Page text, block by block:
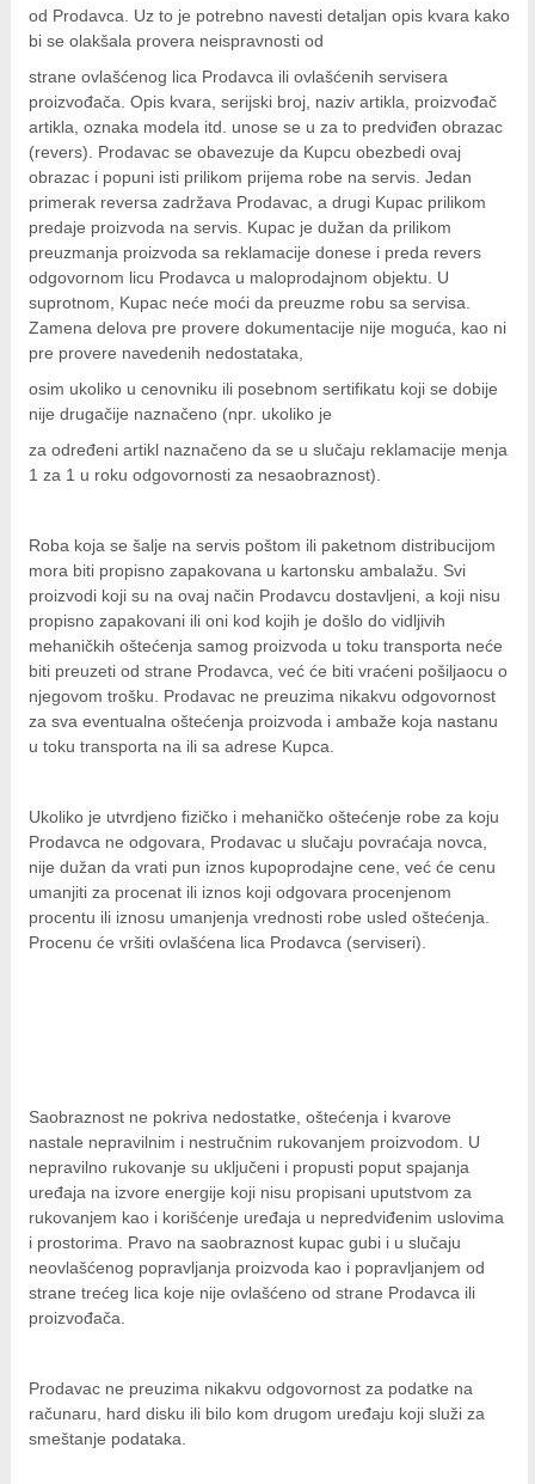
od Prodavca. Uz to je potrebno navesti detaljan opis kvara kako
bi se olakšala provera neispravnosti od
strane ovlašćenog lica Prodavca ili ovlašćenih servisera
proizvođača. Opis kvara, serijski broj, naziv artikla, proizvođač
artikla, oznaka modela itd. unose se u za to predviđen obrazac
(revers). Prodavac se obavezuje da Kupcu obezbedi ovaj
obrazac i popuni isti prilikom prijema robe na servis. Jedan
primerak reversa zadržava Prodavac, a drugi Kupac prilikom
predaje proizvoda na servis. Kupac je dužan da prilikom
preuzmanja proizvoda sa reklamacije donese i preda revers
odgovornom licu Prodavca u maloprodajnom objektu. U
suprotnom, Kupac neće moći da preuzme robu sa servisa.
Zamena delova pre provere dokumentacije nije moguća, kao ni
pre provere navedenih nedostataka,
osim ukoliko u cenovniku ili posebnom sertifikatu koji se dobije
nije drugačije naznačeno (npr. ukoliko je
za određeni artikl naznačeno da se u slučaju reklamacije menja
1 za 1 u roku odgovornosti za nesaobraznost).
Roba koja se šalje na servis poštom ili paketnom distribucijom
mora biti propisno zapakovana u kartonsku ambalažu. Svi
proizvodi koji su na ovaj način Prodavcu dostavljeni, a koji nisu
propisno zapakovani ili oni kod kojih je došlo do vidljivih
mehaničkih oštećenja samog proizvoda u toku transporta neće
biti preuzeti od strane Prodavca, već će biti vraćeni pošiljaocu o
njegovom trošku. Prodavac ne preuzima nikakvu odgovornost
za sva eventualna oštećenja proizvoda i ambaže koja nastanu
u toku transporta na ili sa adrese Kupca.
Ukoliko je utvrdjeno fizičko i mehaničko oštećenje robe za koju
Prodavca ne odgovara, Prodavac u slučaju povraćaja novca,
nije dužan da vrati pun iznos kupoprodajne cene, već će cenu
umanjiti za procenat ili iznos koji odgovara procenjenom
procentu ili iznosu umanjenja vrednosti robe usled oštećenja.
Procenu će vršiti ovlašćena lica Prodavca (serviseri).
Saobraznost ne pokriva nedostatke, oštećenja i kvarove
nastale nepravilnim i nestručnim rukovanjem proizvodom. U
nepravilno rukovanje su uključeni i propusti poput spajanja
uređaja na izvore energije koji nisu propisani uputstvom za
rukovanjem kao i korišćenje uređaja u nepredviđenim uslovima
i prostorima. Pravo na saobraznost kupac gubi i u slučaju
neovlašćenog popravljanja proizvoda kao i popravljanjem od
strane trećeg lica koje nije ovlašćeno od strane Prodavca ili
proizvođača.
Prodavac ne preuzima nikakvu odgovornost za podatke na
računaru, hard disku ili bilo kom drugom uređaju koji služi za
smeštanje podataka.